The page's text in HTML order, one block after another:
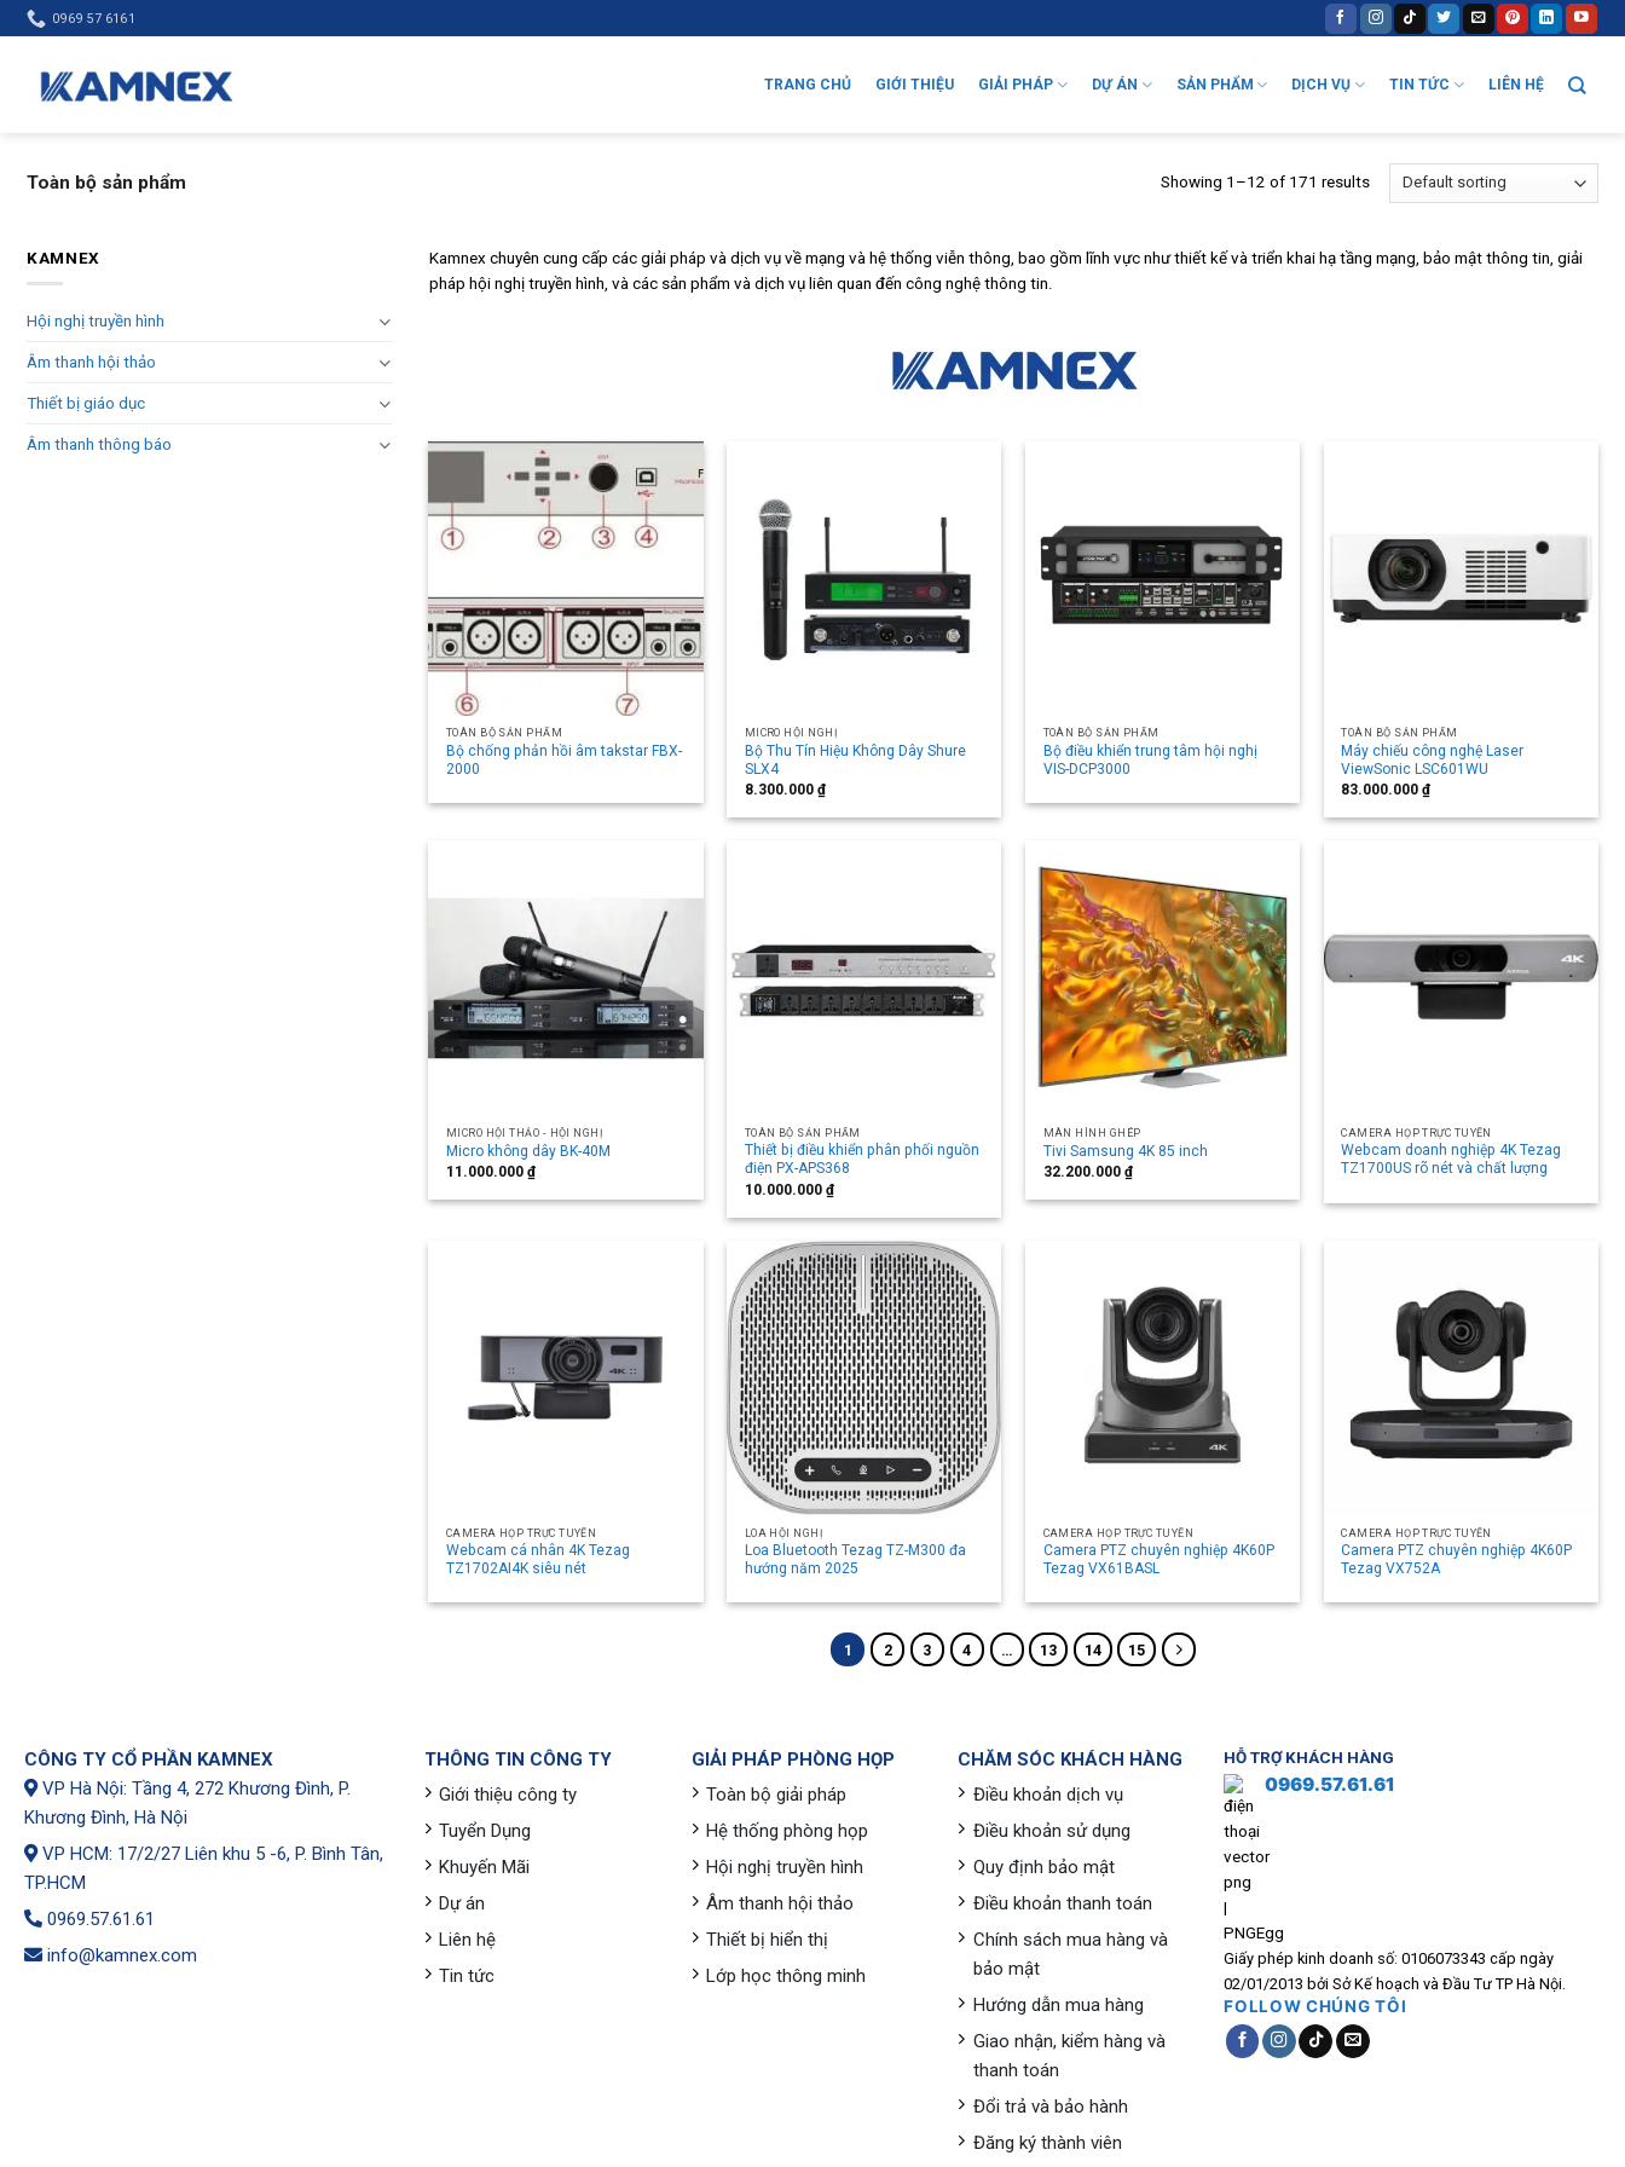
Skip
to
0969 57 6161
TRANG CHỦ GIỚI THIỆU GIẢI PHÁP DỰ ÁN SẢN PHẨM DỊCH VỤ TIN TỨC LIÊN HỆ
Toàn bộ sản phẩm Showing 1–12 of 171 results
KAMNEX
Hội nghị truyền hình
Âm thanh hội thảo
Thiết bị giáo dục
Âm thanh thông báo
Kamnex chuyên cung cấp các giải pháp và dịch vụ về mạng và hệ thống viễn thông, bao gồm lĩnh vực như thiết kế và triển khai hạ tầng mạng, bảo mật thông tin, giải
pháp hội nghị truyền hình, và các sản phẩm và dịch vụ liên quan đến công nghệ thông tin.
TOÀN BỘ SẢN PHẨM
Bộ chống phản hồi âm takstar FBX-
2000
MICRO HỘI NGHỊ
Bộ Thu Tín Hiệu Không Dây Shure
SLX4
8.300.000 ₫
TOÀN BỘ SẢN PHẨM
Bộ điều khiển trung tâm hội nghị
VIS-DCP3000
TOÀN BỘ SẢN PHẨM
Máy chiếu công nghệ Laser
ViewSonic LSC601WU
83.000.000₫
MICRO HỘI THẢO - HỘI NGHỊ
Micro không dây BK-40M
11.000.000 ₫
TOÀN BỘ SẢN PHẨM
Thiết bị điều khiển phân phối nguồn
điện PX-APS368
10.000.000 ₫
MÀN HÌNH GHÉP
Tivi Samsung 4K 85 inch
32.200.000 ₫
CAMERA HỌP TRỰC TUYẾN
Webcam doanh nghiệp 4K Tezag
TZ1700US rõ nét và chất lượng
CAMERA HỌP TRỰC TUYẾN
Webcam cá nhân 4K Tezag
TZ1702AI4K siêu nét
LOA HỘI NGHỊ
Loa Bluetooth Tezag TZ-M300 đa
hướng năm 2025
CAMERA HỌP TRỰC TUYẾN
Camera PTZ chuyên nghiệp 4K60P
Tezag VX61BASL
CAMERA HỌP TRỰC TUYẾN
Camera PTZ chuyên nghiệp 4K60P
Tezag VX752A
1 2 3 4 … 13 14 15
CÔNG TY CỔ PHẦN KAMNEX
VP Hà Nội: Tầng 4, 272 Khương Đình, P.
Khương Đình, Hà Nội
VP HCM: 17/2/27 Liên khu 5 -6, P. Bình Tân,
TP.HCM
0969.57.61.61
info@kamnex.com
THÔNG TIN CÔNG TY
Giới thiệu công ty
Tuyển Dụng
Khuyến Mãi
Dự án
Liên hệ
Tin tức
GIẢI PHÁP PHÒNG HỌP
Toàn bộ giải pháp
Hệ thống phòng họp
Hội nghị truyền hình
Âm thanh hội thảo
Thiết bị hiển thị
Lớp học thông minh
CHĂM SÓC KHÁCH HÀNG
Điều khoản dịch vụ
Điều khoản sử dụng
Quy định bảo mật
Điều khoản thanh toán
Chính sách mua hàng và
bảo mật
Hướng dẫn mua hàng
Giao nhận, kiểm hàng và
thanh toán
Đổi trả và bảo hành
Đăng ký thành viên
HỖ TRỢ KHÁCH HÀNG
0969.57.61.61
Giấy phép kinh doanh số: 0106073343 cấp ngày
02/01/2013 bởi Sở Kế hoạch và Đầu Tư TP Hà Nội.
FOLLOW CHÚNG TÔI